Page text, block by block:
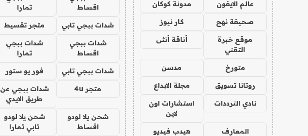
عالم الايفون مدونة كوكان
صحيفة نهج كار نيوز
موقع خبرة
التقني
أناقة أنثى
متورخ مدسن
روتانا تسويق مجلة الابداع
نادي الترددات
استشارات اون
لاين
المعارف هيدب فيديو
اقساط
تمارا
شدات ببجي تابي متجر تقسيط
شدات ببجي
اقساط
شدات ببجي
تمارا
شدات ببجي تابي فور يو ستور
متجر 4u
شدات ببجي عن
طريق الايدي
شحن يلا لودو
اقساط
شحن يلا لودو
تابي تمارا